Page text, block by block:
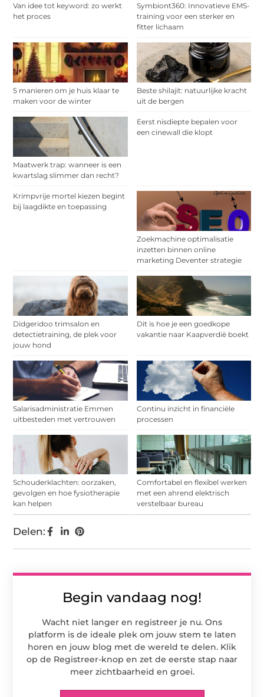
Van idee tot keyword: zo werkt
het proces
Symbiont360: Innovatieve EMS-
training voor een sterker en
fitter lichaam
5 manieren om je huis klaar te
maken voor de winter
Beste shilajit: natuurlijke kracht
uit de bergen
Maatwerk trap: wanneer is een
kwartslag slimmer dan recht?
Eerst nisdiepte bepalen voor
een cinewall die klopt
Krimpvrije mortel kiezen begint
bij laagdikte en toepassing
Zoekmachine optimalisatie
inzetten binnen online
marketing Deventer strategie
Didgeridoo trimsalon en
detectietraining, de plek voor
jouw hond
Dit is hoe je een goedkope
vakantie naar Kaapverdië boekt
Salarisadministratie Emmen
uitbesteden met vertrouwen
Continu inzicht in financiële
processen
Schouderklachten: oorzaken,
gevolgen en hoe fysiotherapie
kan helpen
Comfortabel en flexibel werken
met een ahrend elektrisch
verstelbaar bureau
Begin vandaag nog!
Wacht niet langer en registreer je nu. Ons
platform is de ideale plek om jouw stem te laten
horen en jouw blog met de wereld te delen. Klik
op de Registreer-knop en zet de eerste stap naar
meer zichtbaarheid en groei.
Delen: